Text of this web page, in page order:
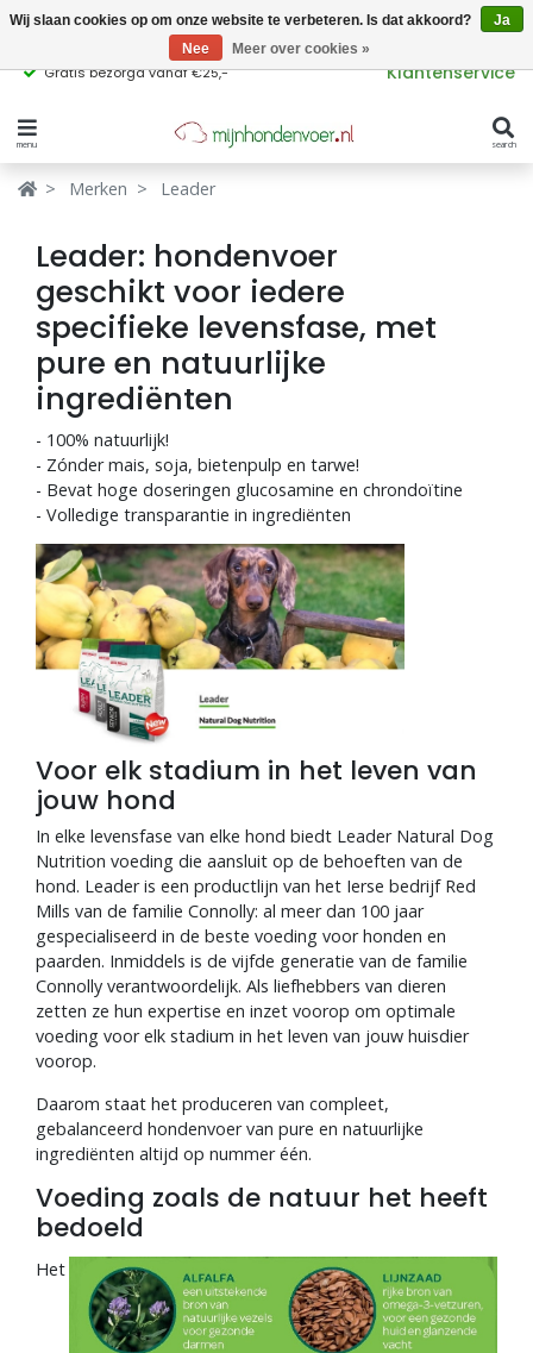
vanaf €25,- Voor 17:00 besteld, in 2 werkdagen bezorgd
Klantenservice
menu search
Verbergen
Hondenvoer
Kattenvoer
Supplementen
Snacks
Ingrediënten
Blogs
Advies
Inloggen
Verbergen
Populaire
producttags
glutenvrij hondenvoer graanvrij hondenvoer
Merken Leader
Leader: hondenvoer
geschikt voor iedere
specifieke levensfase, met
pure en natuurlijke
ingrediënten
- 100% natuurlijk!
- Zónder mais, soja, bietenpulp en tarwe!
- Bevat hoge doseringen glucosamine en chrondoïtine
- Volledige transparantie in ingrediënten
Voor elk stadium in het leven van
jouw hond
In elke levensfase van elke hond biedt Leader Natural Dog
Nutrition voeding die aansluit op de behoeften van de
hond. Leader is een productlijn van het Ierse bedrijf Red
Mills van de familie Connolly: al meer dan 100 jaar
gespecialiseerd in de beste voeding voor honden en
paarden. Inmiddels is de vijfde generatie van de familie
Connolly verantwoordelijk. Als liefhebbers van dieren
zetten ze hun expertise en inzet voorop om optimale
voeding voor elk stadium in het leven van jouw huisdier
voorop.
Daarom staat het produceren van compleet,
gebalanceerd hondenvoer van pure en natuurlijke
ingrediënten altijd op nummer één.
Voeding zoals de natuur het heeft
bedoeld
Het
Wij slaan cookies op om onze website te verbeteren. Is dat akkoord?
Ja
Nee
Meer over cookies »